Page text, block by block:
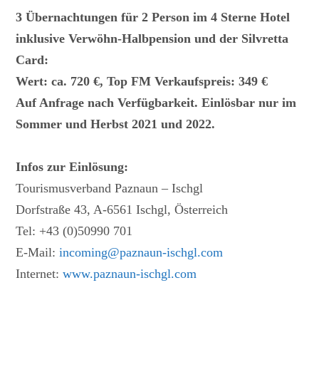
3 Übernachtungen für 2 Person im 4 Sterne Hotel
inklusive Verwöhn-Halbpension und der Silvretta
Card:
Wert: ca. 720 €, Top FM Verkaufspreis: 349 €
Auf Anfrage nach Verfügbarkeit. Einlösbar nur im
Sommer und Herbst 2021 und 2022.
Infos zur Einlösung:
Tourismusverband Paznaun – Ischgl
Dorfstraße 43, A-6561 Ischgl, Österreich
Tel: +43 (0)50990 701
E-Mail:incoming@paznaun-ischgl.com
Internet:www.paznaun-ischgl.com